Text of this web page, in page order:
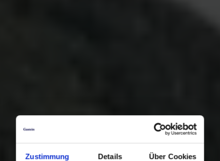
Zustimmung Details Über Cookies